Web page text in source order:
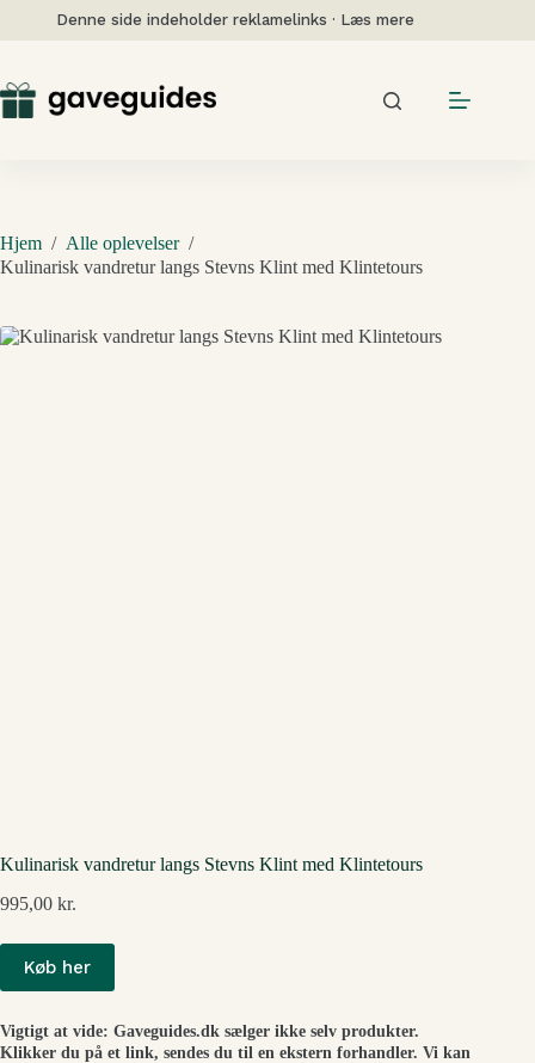
Denne side indeholder reklamelinks · Læs mere
Hjem / Alle oplevelser /
Kulinarisk vandretur langs Stevns Klint med Klintetours
Kulinarisk vandretur langs Stevns Klint med Klintetours
995,00 kr.
Køb her
Vigtigt at vide: Gaveguides.dk sælger ikke selv produkter.
Klikker du på et link, sendes du til en ekstern forhandler. Vi kan